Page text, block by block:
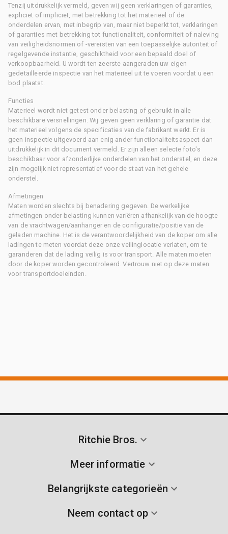
Tenzij uitdrukkelijk vermeld, geven wij geen verklaringen of garanties,
expliciet of impliciet, met betrekking tot het materieel of de
onderdelen ervan, met inbegrip van, maar niet beperkt tot, verklaringen
of garanties met betrekking tot functionaliteit, conformiteit of naleving
van veiligheidsnormen of -vereisten van een toepasselijke autoriteit of
regelgevende instantie, geschiktheid voor een bepaald doel of
verkoopbaarheid. U wordt ten zeerste aangeraden uw eigen
gedetailleerde inspectie van het materieel uit te voeren voordat u een
bod plaatst.
Functies
Materieel wordt niet getest onder belasting of gebruikt in alle
beschikbare versnellingen. Wij geven geen verklaring of garantie dat
het materieel volgens de specificaties van de fabrikant werkt. Er is
geen inspectie uitgevoerd aan enig ander functionaliteitsaspect dan
uitdrukkelijk in dit document vermeld. Er zijn alleen selecte foto's
beschikbaar voor afzonderlijke onderdelen van het onderstel, en deze
zijn mogelijk niet representatief voor de staat van het gehele
onderstel.
Afmetingen
Maten worden slechts bij benadering gegeven. De werkelijke
afmetingen onder belasting kunnen variëren afhankelijk van de hoogte
van de vrachtwagen/aanhanger en de configuratie/positie van de
geladen machine. Het is de verantwoordelijkheid van de koper om alle
ladingen te meten voordat deze onze veilinglocatie verlaten, om te
garanderen dat de lading veilig is voor transport. Alle maten moeten
door de koper worden gecontroleerd. Vertrouw niet op deze maten
voor transportdoeleinden.
Ritchie Bros.
Meer informatie
Belangrijkste categorieën
Neem contact op